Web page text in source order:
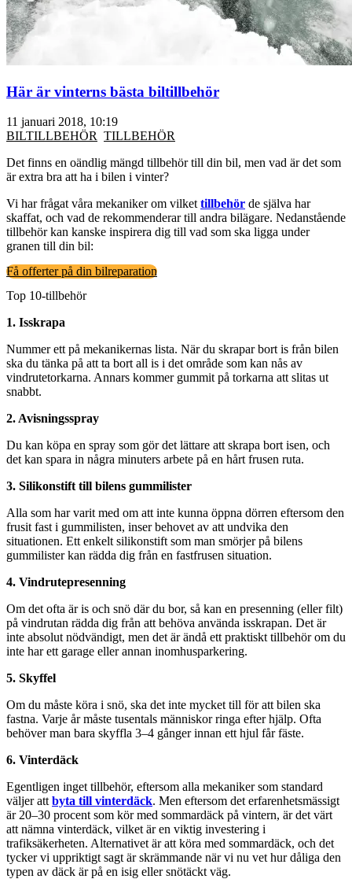
Här är vinterns bästa biltillbehör
11 januari 2018, 10:19
BILTILLBEHÖR TILLBEHÖR
Det finns en oändlig mängd tillbehör till din bil, men vad är det som
är extra bra att ha i bilen i vinter?
Vi har frågat våra mekaniker om vilkettillbehör de själva har
skaffat, och vad de rekommenderar till andra bilägare. Nedanstående
tillbehör kan kanske inspirera dig till vad som ska ligga under
granen till din bil:
Få offerter på din bilreparation
Top 10-tillbehör
1. Isskrapa
Nummer ett på mekanikernas lista. När du skrapar bort is från bilen
ska du tänka på att ta bort all is i det område som kan nås av
vindrutetorkarna. Annars kommer gummit på torkarna att slitas ut
snabbt.
2. Avisningsspray
Du kan köpa en spray som gör det lättare att skrapa bort isen, och
det kan spara in några minuters arbete på en hårt frusen ruta.
3. Silikonstift till bilens gummilister
Alla som har varit med om att inte kunna öppna dörren eftersom den
frusit fast i gummilisten, inser behovet av att undvika den
situationen. Ett enkelt silikonstift som man smörjer på bilens
gummilister kan rädda dig från en fastfrusen situation.
4. Vindrutepresenning
Om det ofta är is och snö där du bor, så kan en presenning (eller filt)
på vindrutan rädda dig från att behöva använda isskrapan. Det är
inte absolut nödvändigt, men det är ändå ett praktiskt tillbehör om du
inte har ett garage eller annan inomhusparkering.
5. Skyffel
Om du måste köra i snö, ska det inte mycket till för att bilen ska
fastna. Varje år måste tusentals människor ringa efter hjälp. Ofta
behöver man bara skyffla 3–4 gånger innan ett hjul får fäste.
6. Vinterdäck
Egentligen inget tillbehör, eftersom alla mekaniker som standard
väljer att byta till vinterdäck. Men eftersom det erfarenhetsmässigt
är 20–30 procent som kör med sommardäck på vintern, är det värt
att nämna vinterdäck, vilket är en viktig investering i
trafiksäkerheten. Alternativet är att köra med sommardäck, och det
tycker vi uppriktigt sagt är skrämmande när vi nu vet hur dåliga den
typen av däck är på en isig eller snötäckt väg.